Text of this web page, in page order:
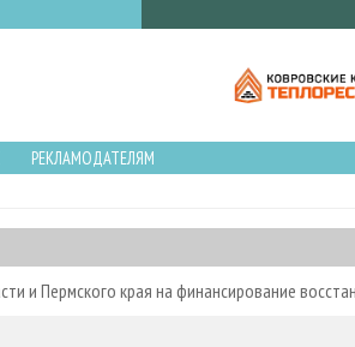
РЕКЛАМОДАТЕЛЯМ
и Пермского края на финансирование